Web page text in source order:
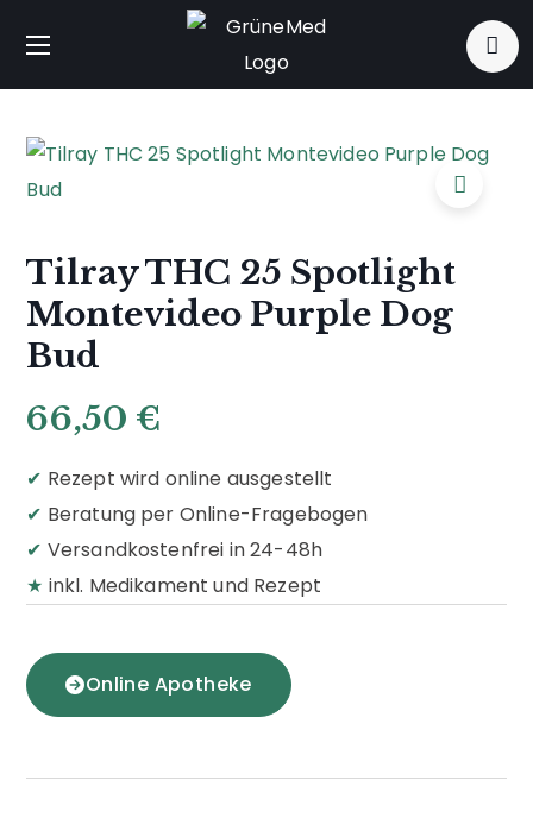
Tilray THC 25 Spotlight
Montevideo Purple Dog
Bud
66,50 €
✔ Rezept wird online ausgestellt
✔ Beratung per Online-Fragebogen
✔ Versandkostenfrei in 24-48h
★ inkl. Medikament und Rezept
Online Apotheke